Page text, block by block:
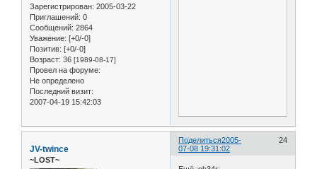
Зарегистрирован: 2005-03-22
Приглашений: 0
Сообщений: 2864
Уважение: [+0/-0]
Позитив: [+0/-0]
Возраст: 36 [1989-08-17]
Провел на форуме:
Не определено
Последний визит:
2007-04-19 15:42:03
Поделиться 24
2005-
07-08 19:31:02
JV-twince
~LOST~